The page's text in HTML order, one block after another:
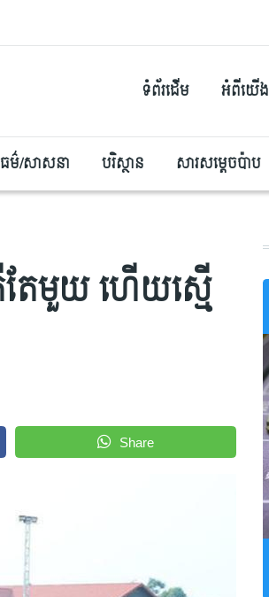
ទំព័រដើម អំពីយើង
ធម៌/សាសនា បរិស្ថាន សារសម្តេចប៉ាប
តែមួយ ហើយស្មើ
Share